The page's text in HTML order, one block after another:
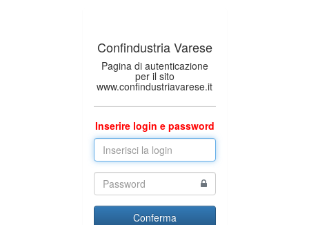
Confindustria Varese
Pagina di autenticazione
per il sito
www.confindustriavarese.it
Inserire login e password
Conferma